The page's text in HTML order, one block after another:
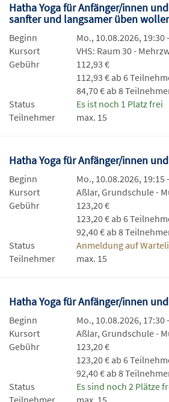
Hatha Yoga für Anfänger/innen
sanfter und langsamer üben
Beginn
Mo., 10.08.2026, 19:30
Kursort
VHS: Raum 30 -
Gebühr
112,93 €
112,93 € ab 6
84,70 € ab 8
Status
Es ist noch 1 Platz frei
Teilnehmer
max. 15
Hatha Yoga für Anfänger/innen
Beginn
Mo., 10.08.2026, 19:15
Kursort
Aßlar, Grundschule -
Gebühr
123,20 €
123,20 € ab 6
92,40 € ab 8
Status
Anmeldung auf
Teilnehmer
max. 15
Hatha Yoga für Anfänger/innen
Beginn
Mo., 10.08.2026, 17:30
Kursort
Aßlar, Grundschule -
Gebühr
123,20 €
123,20 € ab 6
92,40 € ab 8
Status
Es sind noch 2 Plätze
Teilnehmer
max. 15